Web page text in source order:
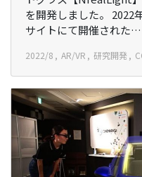
を開発しました。 2022
サイトにて開催された…
2022/8 AR/VR 研究開発